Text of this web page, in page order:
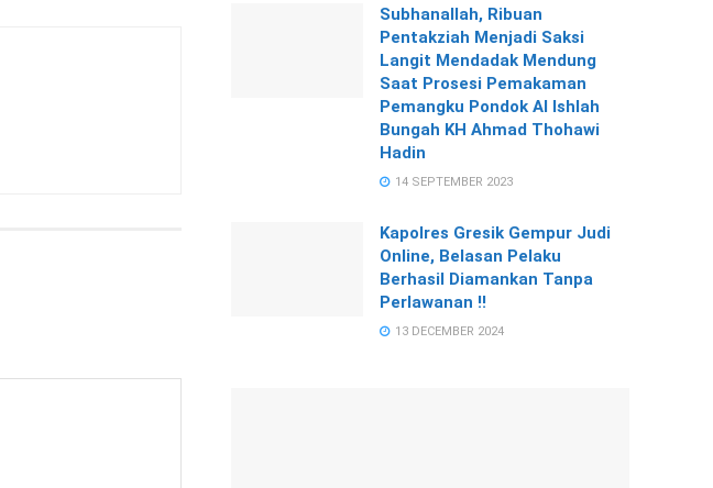
Subhanallah, Ribuan
Pentakziah Menjadi Saksi
Langit Mendadak Mendung
Saat Prosesi Pemakaman
Pemangku Pondok Al Ishlah
Bungah KH Ahmad Thohawi
Hadin
14 SEPTEMBER 2023
Kapolres Gresik Gempur Judi
Online, Belasan Pelaku
Berhasil Diamankan Tanpa
Perlawanan !!
13 DECEMBER 2024